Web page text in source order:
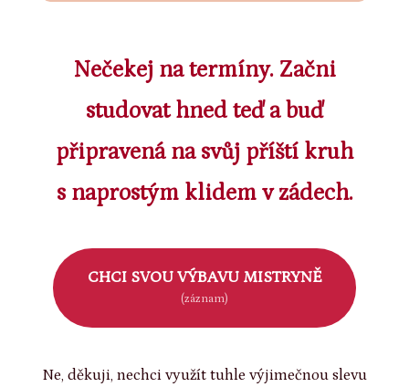
Nečekej na termíny. Začni
studovat hned teď a buď
připravená na svůj příští kruh
s naprostým klidem v zádech.
CHCI SVOU VÝBAVU MISTRYNĚ
(záznam)
Ne, děkuji, nechci využít tuhle výjimečnou slevu